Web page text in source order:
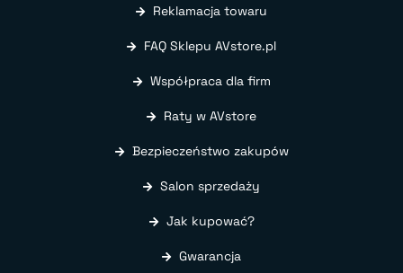
Reklamacja towaru
FAQ Sklepu AVstore.pl
Współpraca dla firm
Raty w AVstore
Bezpieczeństwo zakupów
Salon sprzedaży
Jak kupować?
Gwarancja